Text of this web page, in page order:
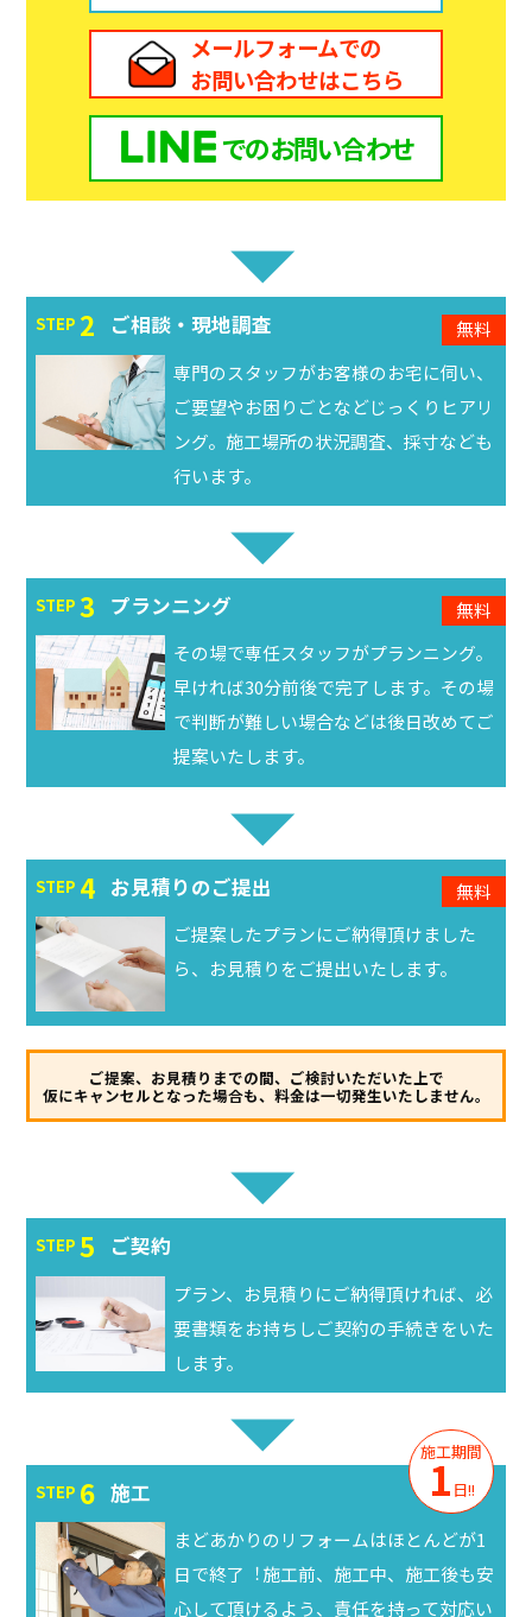
メールフォームでの
お問い合わせはこちら
でのお問い合わせ
STEP 2 ご相談・現地調査
無料
専門のスタッフがお客様のお宅に伺い、
ご要望やお困りごとなどじっくりヒアリ
ング。施工場所の状況調査、採寸なども
行います。
STEP 3 プランニング
無料
その場で専任スタッフがプランニング。
早ければ30分前後で完了します。その場
で判断が難しい場合などは後⽇改めてご
提案いたします。
STEP 4 お見積りのご提出
無料
ご提案したプランにご納得頂けました
ら、お見積りをご提出いたします。
ご提案、お見積りまでの間、ご検討いただいた上で
仮にキャンセルとなった場合も、料金は一切発生いたしません。
STEP 5 ご契約
プラン、お⾒積りにご納得頂ければ、必
要書類をお持ちしご契約の手続きをいた
します。
STEP 6 施工
施工期間
1日!!
まどあかりのリフォームはほとんどが1
日で終了︕施工前、施工中、施工後も安
心して頂けるよう、責任を持って対応い